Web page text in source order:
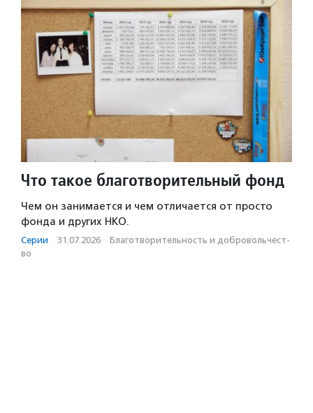
Что такое благотворительный фонд
Чем он занимается и чем отличается от просто
фонда и других НКО.
Серии · 31.07.2026 · Благотвори­тель­ность и доброволь­чест­
во